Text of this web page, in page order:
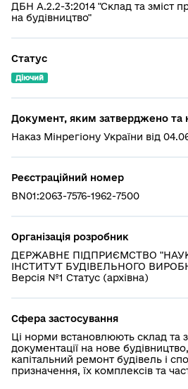
ДБН А.2.2-3:2014 "Склад та зміст
на будівництво"
Статус
Діючий
Документ, яким затверджено та
Наказ Мінрегіону України від
Реєстраційний номер
BN01:2063-7576-1962-7500
Організація розробник
ДЕРЖАВНЕ ПІДПРИЄМСТВО
ІНСТИТУТ БУДІВЕЛЬНОГО
Версія №1 Статус (архівна)
Сфера застосування
Ці норми встановлюють склад та
документації на нове
капітальний ремонт будівель і
призначення, їх комплексів та